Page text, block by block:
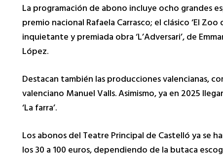
La programación de abono incluye ocho grandes
premio nacional Rafaela Carrasco; el clásico ‘El
inquietante y premiada obra ‘L’Adversari’, de
López.
Destacan también las producciones valencianas,
valenciano Manuel Valls. Asimismo, ya en 2025
‘La farra’.
Los abonos del Teatre Principal de Castelló ya se
los 30 a 100 euros, dependiendo de la butaca